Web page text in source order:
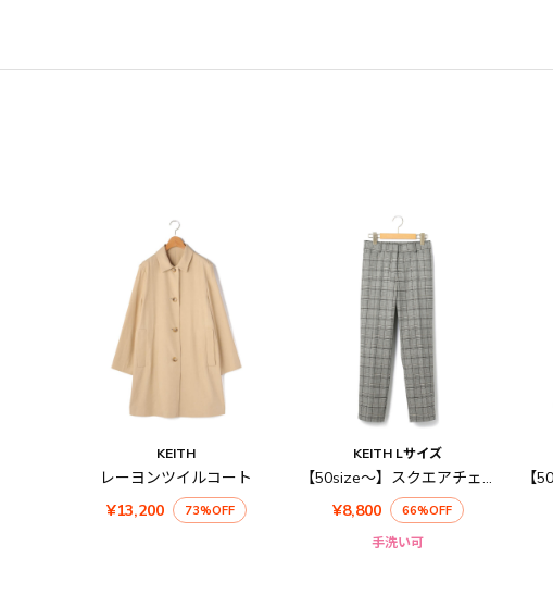
KEITH
レーヨンツイルコート
¥13,200
73%OFF
KEITH Lサイズ
【50size～】スクエアチェック パンツ
¥8,800
66%OFF
手洗い可